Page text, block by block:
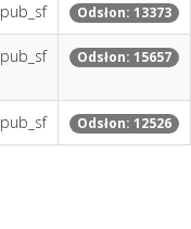
pub_sf Odsłon: 13373
pub_sf Odsłon: 15657
pub_sf Odsłon: 12526